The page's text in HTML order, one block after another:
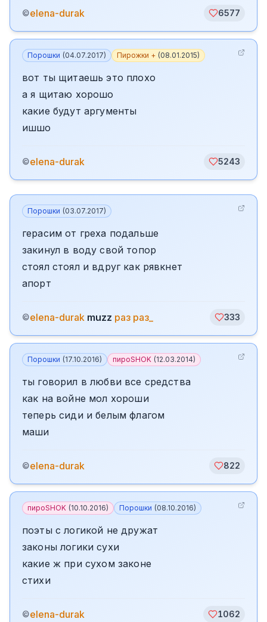
©elena-durak 6577
Порошки (04.07.2017) Пирожки + (08.01.2015)
вот ты щитаешь это плохо
а я щитаю хорошо
какие будут аргументы
ишшо
©elena-durak 5243
Порошки (03.07.2017)
герасим от греха подальше
закинул в воду свой топор
стоял стоял и вдруг как рявкнет
апорт
©elena-durak muzz раз раз_ 333
Порошки (17.10.2016) пироSHOK (12.03.2014)
ты говорил в любви все средства
как на войне мол хороши
теперь сиди и белым флагом
маши
©elena-durak 822
пироSHOK (10.10.2016) Порошки (08.10.2016)
поэты с логикой не дружат
законы логики сухи
какие ж при сухом законе
стихи
©elena-durak 1062